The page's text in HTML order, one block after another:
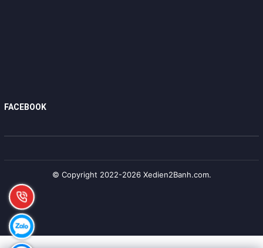
FACEBOOK
© Copyright 2022-2026 Xedien2Banh.com.